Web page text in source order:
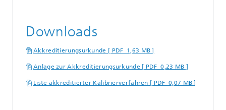
Downloads
Akkreditierungsurkunde [ PDF 1,63 MB ]
Anlage zur Akkreditierungsurkunde [ PDF 0,23 MB ]
Liste akkreditierter Kalibrierverfahren [ PDF 0,07 MB ]